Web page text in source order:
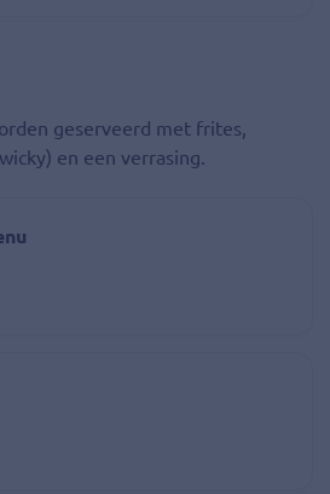
geserveerd met frites,
en een verrasing.